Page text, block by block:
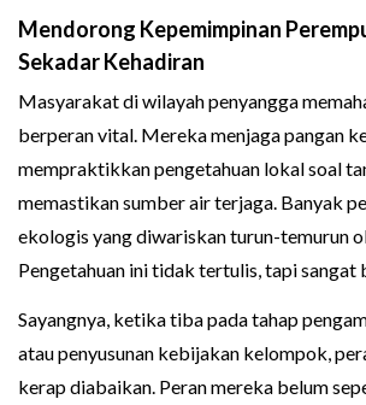
Mendorong Kepemimpinan
Sekadar Kehadiran
Masyarakat di wilayah penyangga
berperan vital. Mereka menjaga pangan
mempraktikkan pengetahuan lokal soal
memastikan sumber air terjaga. Banyak
ekologis yang diwariskan turun-temurun
Pengetahuan ini tidak tertulis, tapi sangat
Sayangnya, ketika tiba pada tahap
atau penyusunan kebijakan kelompok,
kerap diabaikan. Peran mereka belum